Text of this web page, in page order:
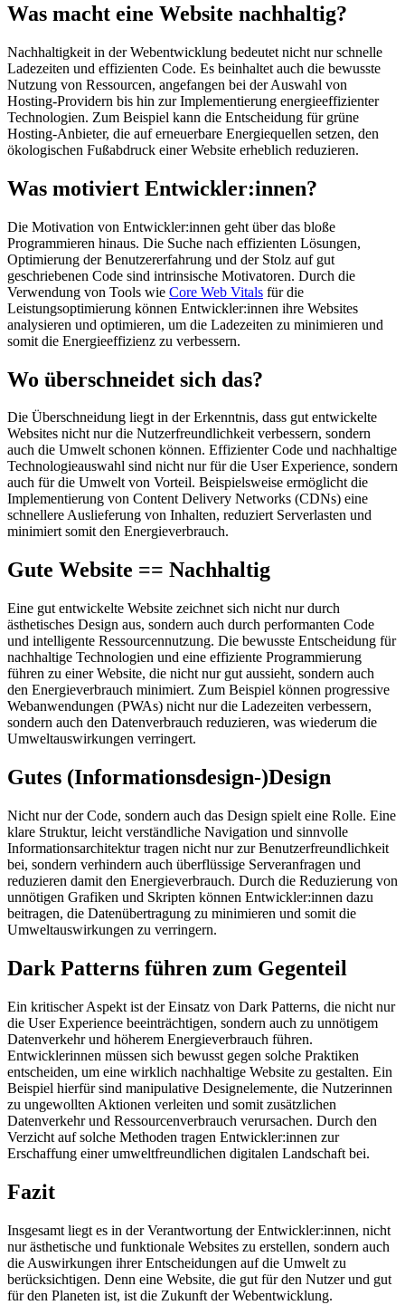
Was macht eine Website nachhaltig?
Nachhaltigkeit in der Webentwicklung bedeutet nicht nur schnelle
Ladezeiten und effizienten Code. Es beinhaltet auch die bewusste
Nutzung von Ressourcen, angefangen bei der Auswahl von
Hosting-Providern bis hin zur Implementierung energieeffizienter
Technologien. Zum Beispiel kann die Entscheidung für grüne
Hosting-Anbieter, die auf erneuerbare Energiequellen setzen, den
ökologischen Fußabdruck einer Website erheblich reduzieren.
Was motiviert Entwickler:innen?
Die Motivation von Entwickler:innen geht über das bloße
Programmieren hinaus. Die Suche nach effizienten Lösungen,
Optimierung der Benutzererfahrung und der Stolz auf gut
geschriebenen Code sind intrinsische Motivatoren. Durch die
Verwendung von Tools wie Core Web Vitals für die
Leistungsoptimierung können Entwickler:innen ihre Websites
analysieren und optimieren, um die Ladezeiten zu minimieren und
somit die Energieeffizienz zu verbessern.
Wo überschneidet sich das?
Die Überschneidung liegt in der Erkenntnis, dass gut entwickelte
Websites nicht nur die Nutzerfreundlichkeit verbessern, sondern
auch die Umwelt schonen können. Effizienter Code und nachhaltige
Technologieauswahl sind nicht nur für die User Experience, sondern
auch für die Umwelt von Vorteil. Beispielsweise ermöglicht die
Implementierung von Content Delivery Networks (CDNs) eine
schnellere Auslieferung von Inhalten, reduziert Serverlasten und
minimiert somit den Energieverbrauch.
Gute Website == Nachhaltig
Eine gut entwickelte Website zeichnet sich nicht nur durch
ästhetisches Design aus, sondern auch durch performanten Code
und intelligente Ressourcennutzung. Die bewusste Entscheidung für
nachhaltige Technologien und eine effiziente Programmierung
führen zu einer Website, die nicht nur gut aussieht, sondern auch
den Energieverbrauch minimiert. Zum Beispiel können progressive
Webanwendungen (PWAs) nicht nur die Ladezeiten verbessern,
sondern auch den Datenverbrauch reduzieren, was wiederum die
Umweltauswirkungen verringert.
Gutes (Informationsdesign-)Design
Nicht nur der Code, sondern auch das Design spielt eine Rolle. Eine
klare Struktur, leicht verständliche Navigation und sinnvolle
Informationsarchitektur tragen nicht nur zur Benutzerfreundlichkeit
bei, sondern verhindern auch überflüssige Serveranfragen und
reduzieren damit den Energieverbrauch. Durch die Reduzierung von
unnötigen Grafiken und Skripten können Entwickler:innen dazu
beitragen, die Datenübertragung zu minimieren und somit die
Umweltauswirkungen zu verringern.
Dark Patterns führen zum Gegenteil
Ein kritischer Aspekt ist der Einsatz von Dark Patterns, die nicht nur
die User Experience beeinträchtigen, sondern auch zu unnötigem
Datenverkehr und höherem Energieverbrauch führen.
Entwicklerinnen müssen sich bewusst gegen solche Praktiken
entscheiden, um eine wirklich nachhaltige Website zu gestalten. Ein
Beispiel hierfür sind manipulative Designelemente, die Nutzerinnen
zu ungewollten Aktionen verleiten und somit zusätzlichen
Datenverkehr und Ressourcenverbrauch verursachen. Durch den
Verzicht auf solche Methoden tragen Entwickler:innen zur
Erschaffung einer umweltfreundlichen digitalen Landschaft bei.
Fazit
Insgesamt liegt es in der Verantwortung der Entwickler:innen, nicht
nur ästhetische und funktionale Websites zu erstellen, sondern auch
die Auswirkungen ihrer Entscheidungen auf die Umwelt zu
berücksichtigen. Denn eine Website, die gut für den Nutzer und gut
für den Planeten ist, ist die Zukunft der Webentwicklung.